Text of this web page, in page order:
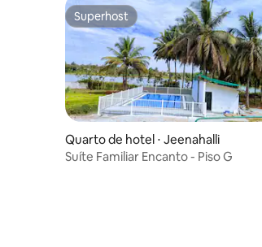
Superhost
Superhost
Quarto de hotel ⋅ Jeenahalli
Suíte Familiar Encanto - Piso G